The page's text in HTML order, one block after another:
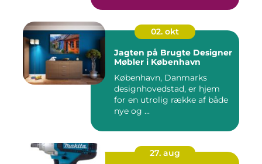
02. okt
Jagten på Brugte Designer
Møbler i København
København, Danmarks
designhovedstad, er hjem
for en utrolig række af både
nye og ...
27. aug